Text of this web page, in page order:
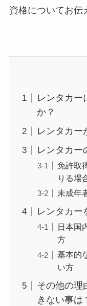
資格についてお伝
レンタカー
か？
レンタカー
レンタカー
免許取
りる場
未成年
レンタカー
日本国
方
基本的
い方
その他の理
きない事は